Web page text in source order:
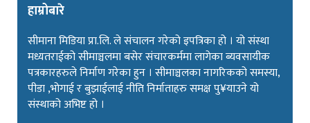
हाम्रोबारे
सीमाना मिडिया प्रा.लि. ले संचालन गरेको इपत्रिका हो । यो संस्था
मध्यतराईको सीमाञ्चलमा बसेर संचारकर्ममा लागेका ब्यवसायीक
पत्रकारहरुले निर्माण गरेका हुन । सीमाञ्चलका नागरिकको समस्या,
पीडा ,भोगाई र बुझाईलाई नीति निर्माताहरु समक्ष पु¥याउने यो
संस्थाको अभिष्ट हो ।